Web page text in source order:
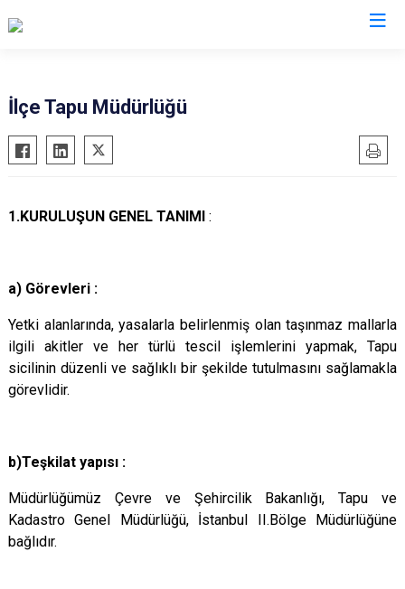
Altınözü
Belen
Erzin
İskenderun
Kumlu
Payas
İlçe Tapu Müdürlüğü
1.KURULUŞUN GENEL TANIMI :
a) Görevleri :
Yetki alanlarında, yasalarla belirlenmiş olan taşınmaz mallarla
ilgili akitler ve her türlü tescil işlemlerini yapmak, Tapu
sicilinin düzenli ve sağlıklı bir şekilde tutulmasını sağlamakla
görevlidir.
b)Teşkilat yapısı :
Müdürlüğümüz Çevre ve Şehircilik Bakanlığı, Tapu ve
Kadastro Genel Müdürlüğü, İstanbul II.Bölge Müdürlüğüne
bağlıdır.